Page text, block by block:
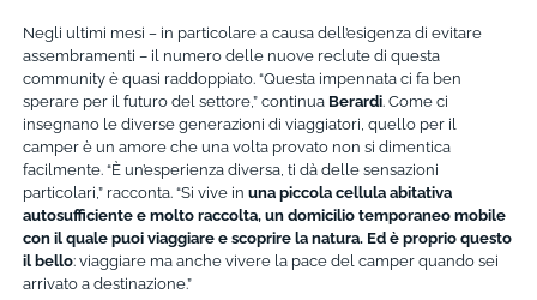
Negli ultimi mesi – in particolare a causa dell’esigenza di evitare
assembramenti – il numero delle nuove reclute di questa
community è quasi raddoppiato. “Questa impennata ci fa ben
sperare per il futuro del settore,” continua Berardi. Come ci
insegnano le diverse generazioni di viaggiatori, quello per il
camper è un amore che una volta provato non si dimentica
facilmente. “È un’esperienza diversa, ti dà delle sensazioni
particolari,” racconta. “Si vive inuna piccola cellula abitativa
autosufficiente e molto raccolta, un domicilio temporaneo mobile
con il quale puoi viaggiare e scoprire la natura. Ed è proprio questo
il bello: viaggiare ma anche vivere la pace del camper quando sei
arrivato a destinazione.”